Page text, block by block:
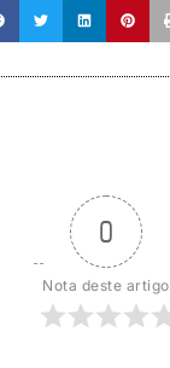
0
Nota deste artigo